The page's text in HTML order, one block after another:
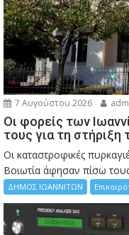
7 Αυγούστου 2026
Οι φορείς των
τους για τη
Οι καταστροφικές
Bοιωτία άφησαν πίσω
ΔΗΜΟΣ ΙΩΑΝΝΙΤΩΝ